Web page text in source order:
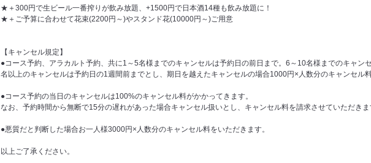
★＋300円で生ビール一番搾りが飲み放題、+1500円で日本酒14種も飲み放題に！
★＋ご予算に合わせて花束(2200円～)やスタンド花(10000円～)ご用意
【キャンセル規定】
●コース予約、アラカルト予約、共に1～5名様までのキャンセルは予約日の前日まで。6～10名様までのキャン
名以上のキャンセルは予約日の1週間前までとし、期日を越えたキャンセルの場合1000円×人数分のキャンセル
●コース予約の当日のキャンセルは100%のキャンセル料がかかってきます。
なお、予約時間から無断で15分の遅れがあった場合キャンセル扱いとし、キャンセル料を請求させていただき
●悪質だと判断した場合お一人様3000円×人数分のキャンセル料をいただきます。
以上ご了承ください。